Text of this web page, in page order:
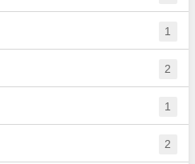
1
2
1
2